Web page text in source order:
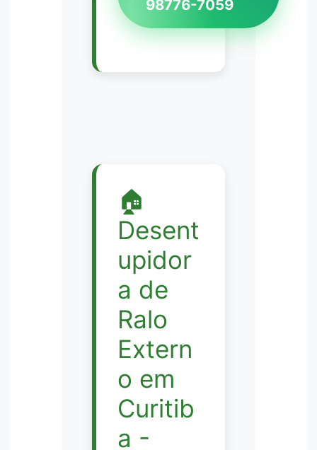
98776-7059
🏠
Desent
upidor
a de
Ralo
Extern
o em
Curitib
a -